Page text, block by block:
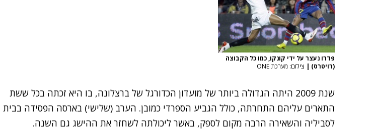
פדרו נעצר על ידי קונקו, כמו כל הקבוצה
(רויטרס) | צילום: מערכת ONE
שנת 2009 היתה הגדולה ביותר של מועדון הכדורגל של ברצלונה, בו היא זכתה בכל ששת
לסביליה והשאירה הרבה מקום לספק, באשר ליכולתה לשחזר את ההישג גם השנה.